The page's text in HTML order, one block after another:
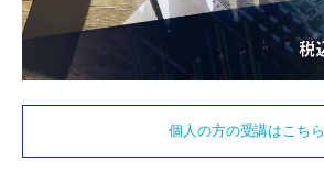
個人の方の受講はこちら